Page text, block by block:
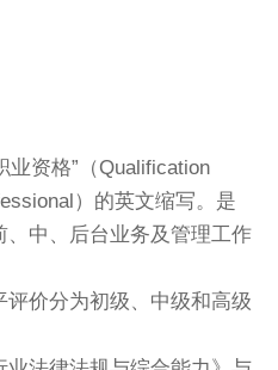
业资格”（Qualification
）的英文缩写。是
中、后台业务及管理工作
价分为初级、中级和高级